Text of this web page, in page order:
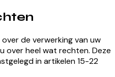
de verwerking van uw
over heel wat rechten. Deze
in artikelen 15-22